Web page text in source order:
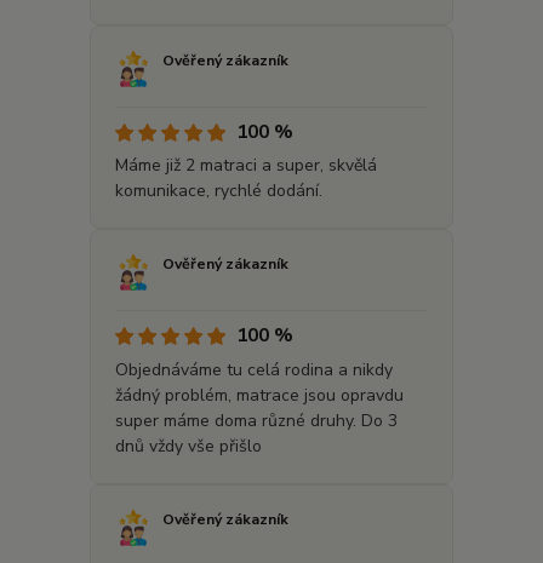
Ověřený zákazník
100 %
Máme již 2 matraci a super, skvělá
komunikace, rychlé dodání.
Ověřený zákazník
100 %
Objednáváme tu celá rodina a nikdy
žádný problém, matrace jsou opravdu
super máme doma různé druhy. Do 3
dnů vždy vše přišlo
Ověřený zákazník